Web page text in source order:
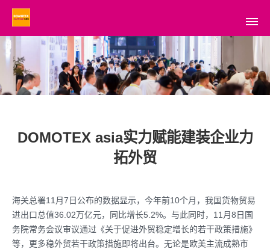
DOMOTEX asia实力赋能建装企业力
拓外贸
海关总署11月7日公布的数据显示，今年前10个月，我国货物贸易
进出口总值36.02万亿元，同比增长5.2%。与此同时，11月8日国
务院常务会议审议通过《关于促进外贸稳定增长的若干政策措施》
等，更多稳外贸若干政策措施即将出台。无论是欧美主流成熟市